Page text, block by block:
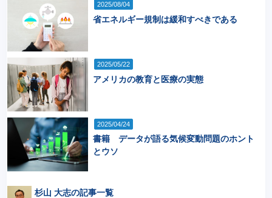
2025/08/04
省エネルギー規制は緩和すべきである
2025/05/22
アメリカの教育と医療の実態
2025/04/24
書籍 データが語る気候変動問題のホント
とウソ
杉山 大志の記事一覧